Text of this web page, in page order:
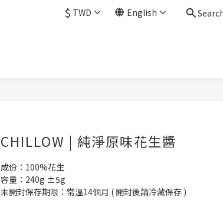
$ TWD English
CHILLOW | 純淨原味花生醬
成份：100%花生
容量：240g ±5g
未開封保存期限：常溫14個月 ( 開封後請冷藏保存 )